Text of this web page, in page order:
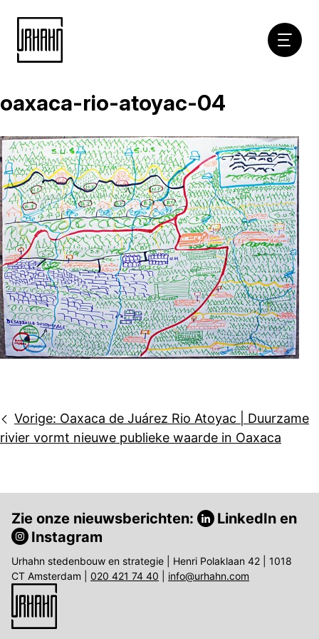
Naar
oaxaca-rio-atoyac-04
Bericht
navigatie
Vorige: Oaxaca de Juárez Rio Atoyac | Duurzame
rivier vormt nieuwe publieke waarde in Oaxaca
Zie onze nieuwsberichten: LinkedIn en
Instagram
Urhahn stedenbouw en strategie | Henri Polaklaan 42 | 1018
CT Amsterdam | 020 421 74 40 info@urhahn.com